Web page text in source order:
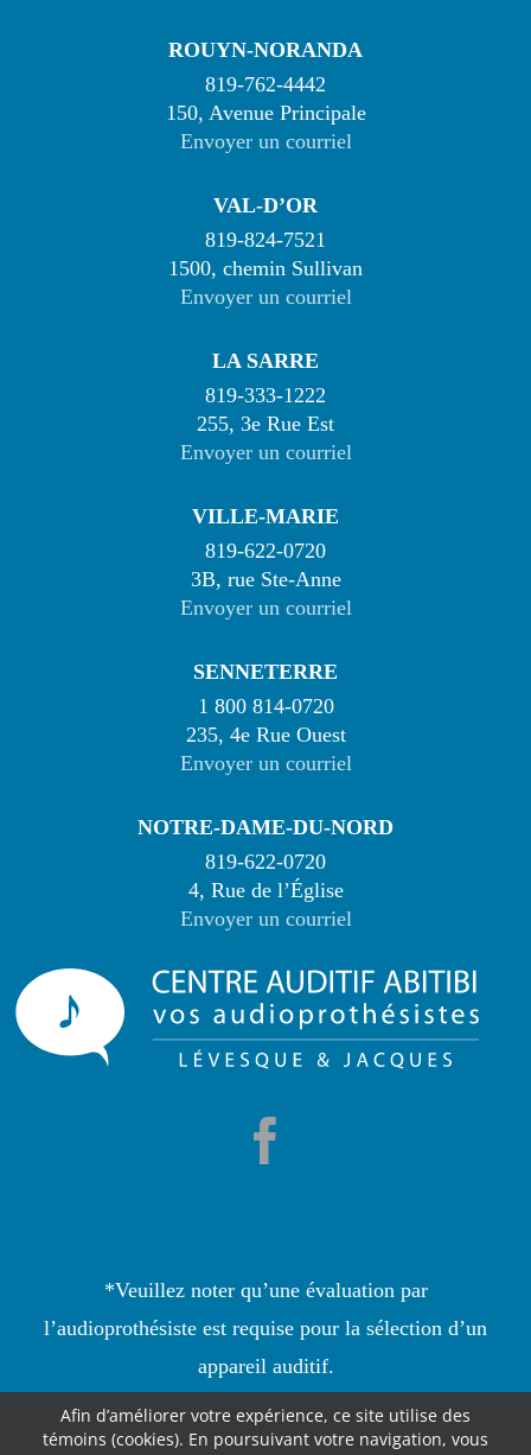
VAL-D’OR
819-824-7521
1500, chemin Sullivan
Envoyer un courriel
VILLE-MARIE
819-622-0720
3B, rue Ste-Anne
Envoyer un courriel
ROUYN-NORANDA
819-762-4442
150, Avenue Principale
Envoyer un courriel
LA SARRE
819-333-1222
255, 3e Rue Est
Envoyer un courriel
SENNETERRE
1 800 814-0720
235, 4e Rue Ouest
Envoyer un courriel
NOTRE-DAME-DU-NORD
819-622-0720
4, Rue de l’Église
Envoyer un courriel
*Veuillez noter qu’une évaluation par
l’audioprothésiste est requise pour la sélection d’un
appareil auditif.
© Centre Auditif Abitibi, 2022 |Feu Follet - Design • Web •
Afin d’améliorer votre expérience, ce site utilise des
témoins (cookies). En poursuivant votre navigation, vous